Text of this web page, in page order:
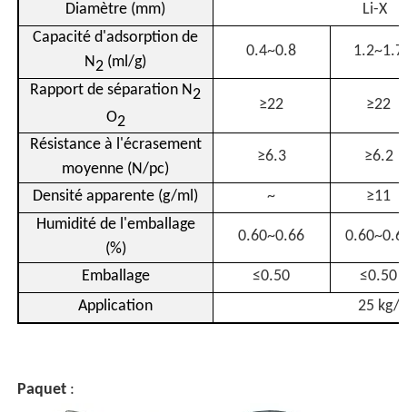
Diamètre (mm)
Li-X
Capacité d'adsorption de
N2 (ml/g)
0.4~0.8 1.2~1.7
Rapport de séparation N2
O2
≥22 ≥22
Résistance à l'écrasement
moyenne (N/pc)
≥6.3 ≥6.2
Densité apparente (g/ml) ~
≥11
Humidité de l'emballage
(%)
0.60~0.66
Emballage ≤0.50
≤0.50
Application
25 kg/
Paquet: